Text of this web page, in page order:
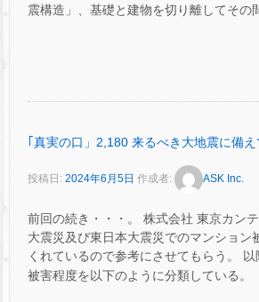
震構造」、基礎と建物を切り離してその
｢真実の口」2,180 来るべき大地震に備
投稿日: 2024年6月5日 作成者: ASK Inc.
前回の続き・・・。 株式会社 東京カン
大震災及び東日本大震災でのマンション
くれているので参考にさせてもらう。
被害程度を以下のように分類している。